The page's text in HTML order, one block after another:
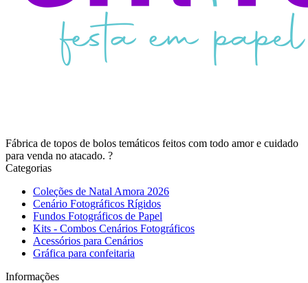
Fábrica de topos de bolos temáticos feitos com todo amor e cuidado
para venda no atacado. ?
Categorias
Coleções de Natal Amora 2026
Cenário Fotográficos Rígidos
Fundos Fotográficos de Papel
Kits - Combos Cenários Fotográficos
Acessórios para Cenários
Gráfica para confeitaria
Informações